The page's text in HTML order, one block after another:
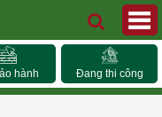
hành Đang thi công